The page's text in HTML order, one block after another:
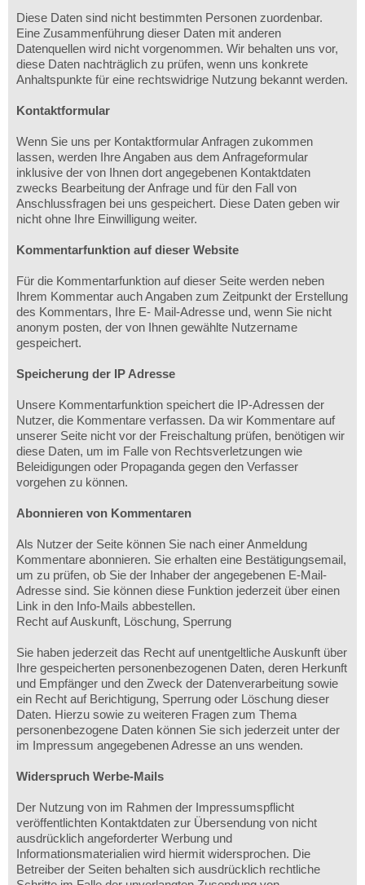
Diese Daten sind nicht bestimmten Personen zuordenbar.
Eine Zusammenführung dieser Daten mit anderen
Datenquellen wird nicht vorgenommen. Wir behalten uns vor,
diese Daten nachträglich zu prüfen, wenn uns konkrete
Anhaltspunkte für eine rechtswidrige Nutzung bekannt werden.
Kontaktformular
Wenn Sie uns per Kontaktformular Anfragen zukommen
lassen, werden Ihre Angaben aus dem Anfrageformular
inklusive der von Ihnen dort angegebenen Kontaktdaten
zwecks Bearbeitung der Anfrage und für den Fall von
Anschlussfragen bei uns gespeichert. Diese Daten geben wir
nicht ohne Ihre Einwilligung weiter.
Kommentarfunktion auf dieser Website
Für die Kommentarfunktion auf dieser Seite werden neben
Ihrem Kommentar auch Angaben zum Zeitpunkt der Erstellung
des Kommentars, Ihre E- Mail-Adresse und, wenn Sie nicht
anonym posten, der von Ihnen gewählte Nutzername
gespeichert.
Speicherung der IP Adresse
Unsere Kommentarfunktion speichert die IP-Adressen der
Nutzer, die Kommentare verfassen. Da wir Kommentare auf
unserer Seite nicht vor der Freischaltung prüfen, benötigen wir
diese Daten, um im Falle von Rechtsverletzungen wie
Beleidigungen oder Propaganda gegen den Verfasser
vorgehen zu können.
Abonnieren von Kommentaren
Als Nutzer der Seite können Sie nach einer Anmeldung
Kommentare abonnieren. Sie erhalten eine Bestätigungsemail,
um zu prüfen, ob Sie der Inhaber der angegebenen E-Mail-
Adresse sind. Sie können diese Funktion jederzeit über einen
Link in den Info-Mails abbestellen.
Recht auf Auskunft, Löschung, Sperrung
Sie haben jederzeit das Recht auf unentgeltliche Auskunft über
Ihre gespeicherten personenbezogenen Daten, deren Herkunft
und Empfänger und den Zweck der Datenverarbeitung sowie
ein Recht auf Berichtigung, Sperrung oder Löschung dieser
Daten. Hierzu sowie zu weiteren Fragen zum Thema
personenbezogene Daten können Sie sich jederzeit unter der
im Impressum angegebenen Adresse an uns wenden.
Widerspruch Werbe-Mails
Der Nutzung von im Rahmen der Impressumspflicht
veröffentlichten Kontaktdaten zur Übersendung von nicht
ausdrücklich angeforderter Werbung und
Informationsmaterialien wird hiermit widersprochen. Die
Betreiber der Seiten behalten sich ausdrücklich rechtliche